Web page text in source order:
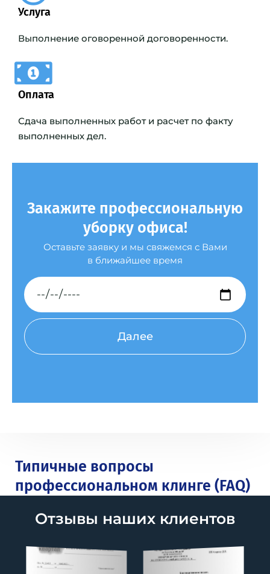
Услуга
Выполнение оговоренной договоренности.
Оплата
Сдача выполненных работ и расчет по факту
выполненных дел.
Закажите профессиональную
уборку офиса!
Оставьте заявку и мы свяжемся с Вами
в ближайшее время
Дата
Далее
Типичные вопросы
профессиональном клинге (FAQ)
Отзывы наших клиентов